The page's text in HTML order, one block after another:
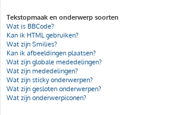
Tekstopmaak en onderwerp soorten
Wat is BBCode?
Kan ik HTML gebruiken?
Wat zijn Smilies?
Kan ik afbeeldingen plaatsen?
Wat zijn globale mededelingen?
Wat zijn mededelingen?
Wat zijn sticky onderwerpen?
Wat zijn gesloten onderwerpen?
Wat zijn onderwerpiconen?